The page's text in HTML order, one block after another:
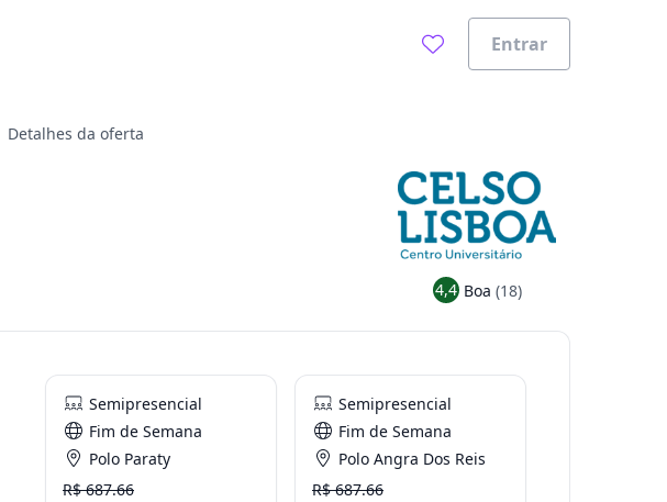
Entrar
Detalhes da oferta
4,4 Boa (18)
Semipresencial
Fim de Semana
Polo Paraty
R$ 687.66
Semipresencial
Fim de Semana
Polo Angra Dos Reis
R$ 687.66